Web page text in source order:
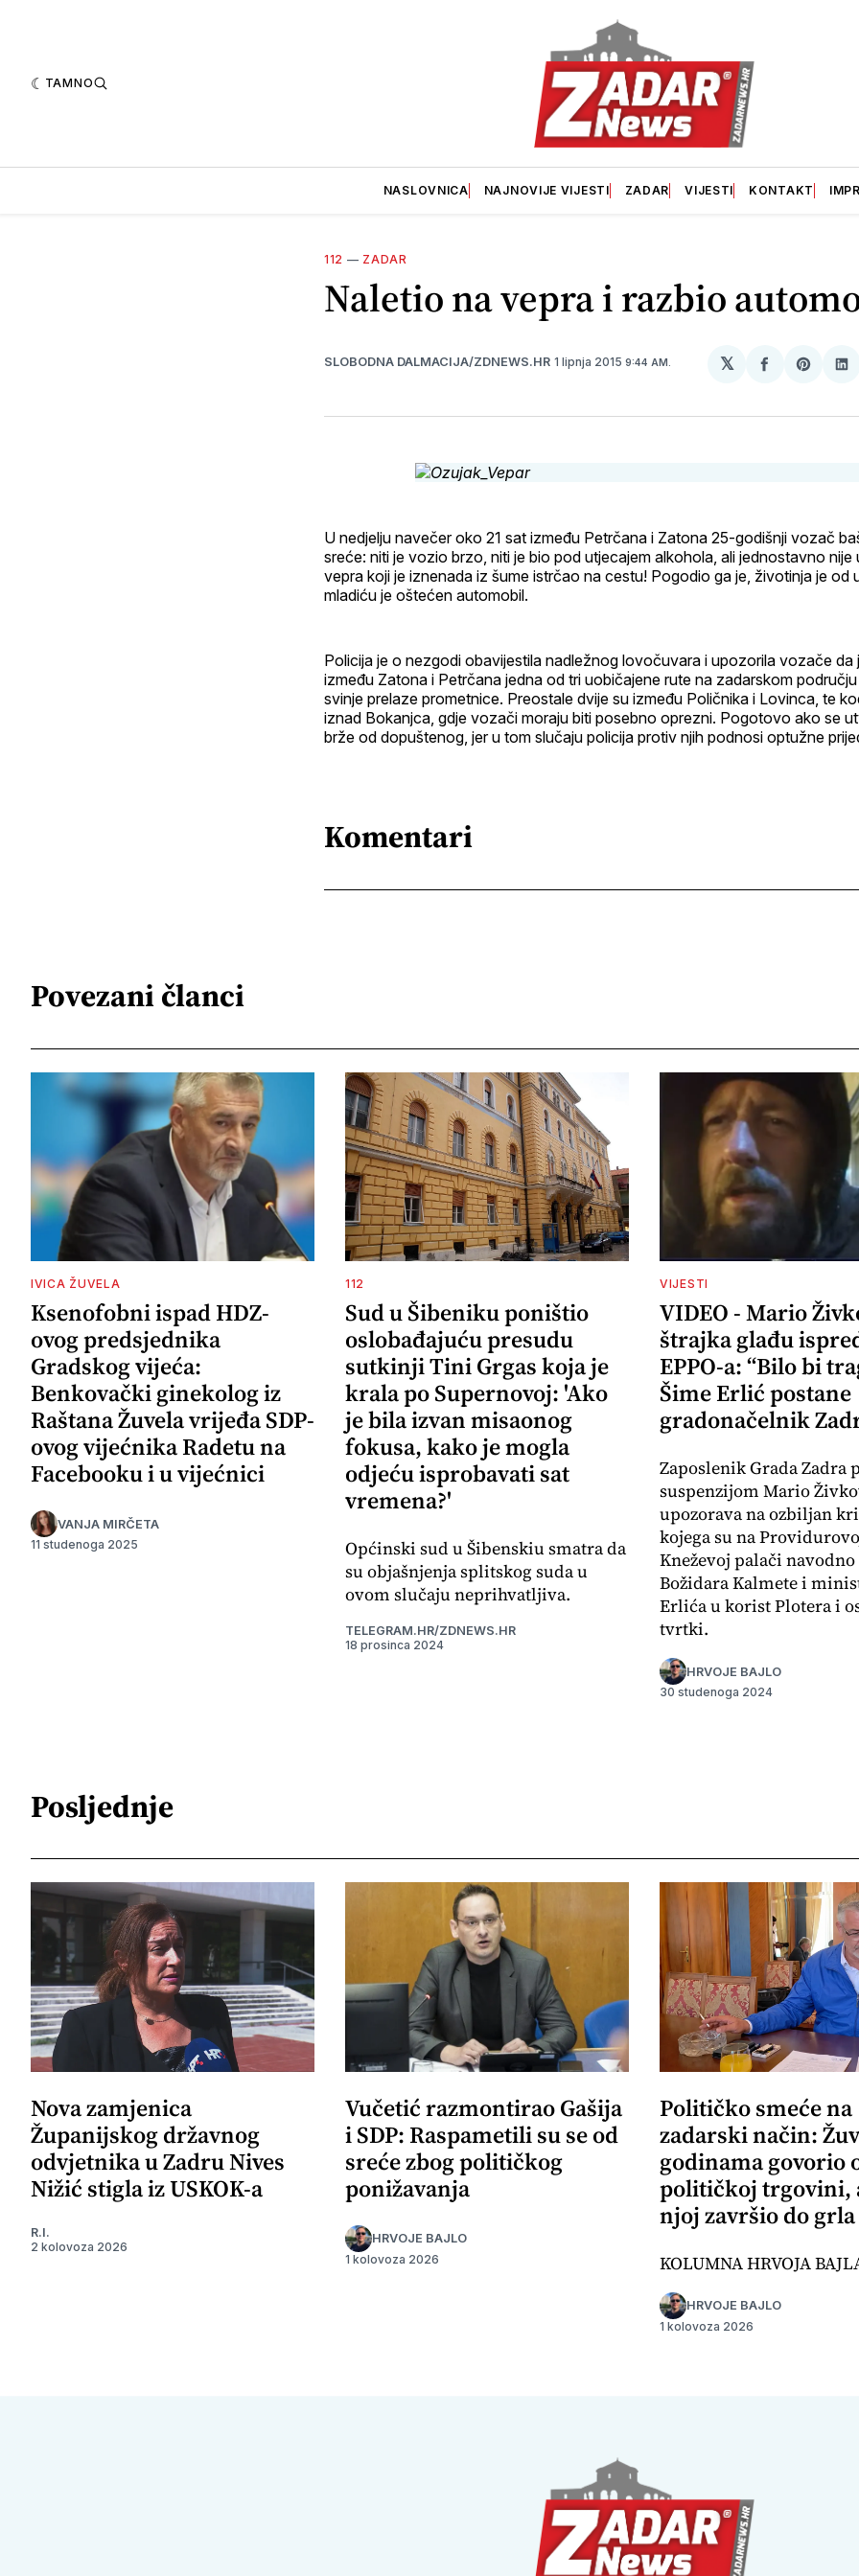
TAMNO
NASLOVNICA NAJNOVIJE VIJESTI ZADAR VIJESTI KONTAKT
112 — ZADAR
Naletio na vepra i razbio
SLOBODNA DALMACIJA/ZDNEWS.HR 1 lipnja 2015 9:44 AM. 𝕏
podijeli
Facebook
Share
U nedjelju navečer oko 21 sat između Petrčana i Zatona 25-godišnji vozač
sreće: niti je vozio brzo, niti je bio pod utjecajem alkohola, ali jednostavno nije
vepra koji je iznenada iz šume istrčao na cestu! Pogodio ga je, životinja je od
mladiću je oštećen automobil.
Policija je o nezgodi obavijestila nadležnog lovočuvara i upozorila vozače da
između Zatona i Petrčana jedna od tri uobičajene rute na zadarskom
svinje prelaze prometnice. Preostale dvije su između Poličnika i Lovinca, te
iznad Bokanjca, gdje vozači moraju biti posebno oprezni. Pogotovo ako se
brže od dopuštenog, jer u tom slučaju policija protiv njih podnosi optužne
Komentari
Povezani članci
IVICA ŽUVELA
Ksenofobni ispad HDZ-
ovog predsjednika
Gradskog vijeća:
Benkovački ginekolog iz
Raštana Žuvela vrijeđa SDP-
ovog vijećnika Radetu na
Facebooku i u vijećnici
VANJA MIRČETA
11 studenoga 2025
112
Sud u Šibeniku poništio
oslobađajuću presudu
sutkinji Tini Grgas koja je
krala po Supernovoj: 'Ako
je bila izvan misaonog
fokusa, kako je mogla
odjeću isprobavati sat
vremena?'
Općinski sud u Šibenskiu smatra da
su objašnjenja splitskog suda u
ovom slučaju neprihvatljiva.
TELEGRAM.HR/ZDNEWS.HR
18 prosinca 2024
VIJESTI
VIDEO - Mario
štrajka glađu
EPPO-a: “Bilo bi
Šime Erlić postane
gradonačelnik
Zaposlenik Grada Zadra
suspenzijom Mario
upozorava na ozbiljan
kojega su na
Kneževoj palači
Božidara Kalmete i
Erlića u korist Plotera i
tvrtki.
HRVOJE BAJLO
30 studenoga 2024
Posljednje
Nova zamjenica
Županijskog državnog
odvjetnika u Zadru Nives
Nižić stigla iz USKOK-a
R.I.
2 kolovoza 2026
Vučetić razmontirao Gašija
i SDP: Raspametili su se od
sreće zbog političkog
ponižavanja
HRVOJE BAJLO
1 kolovoza 2026
Političko smeće na
zadarski način:
godinama govorio
političkoj trgovini,
njoj završio do grla
KOLUMNA HRVOJA
HRVOJE BAJLO
1 kolovoza 2026